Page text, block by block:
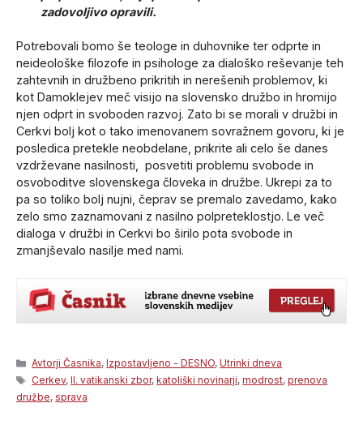
zadovoljivo opravili.
Potrebovali bomo še teologe in duhovnike ter odprte in
neideološke filozofe in psihologe za dialoško reševanje teh
zahtevnih in družbeno prikritih in nerešenih problemov, ki
kot Damoklejev meč visijo na slovensko družbo in hromijo
njen odprt in svoboden razvoj. Zato bi se morali v družbi in
Cerkvi bolj kot o tako imenovanem sovražnem govoru, ki je
posledica pretekle neobdelane, prikrite ali celo še danes
vzdrževane nasilnosti, posvetiti problemu svobode in
osvoboditve slovenskega človeka in družbe. Ukrepi za to
pa so toliko bolj nujni, čeprav se premalo zavedamo, kako
zelo smo zaznamovani z nasilno polpreteklostjo. Le več
dialoga v družbi in Cerkvi bo širilo pota svobode in
zmanjševalo nasilje med nami.
Categories
Avtorji Časnika,Izpostavljeno - DESNO,Utrinki dneva
Tags
Cerkev,II. vatikanski zbor,katoliški novinarji,modrost,prenova
družbe, sprava